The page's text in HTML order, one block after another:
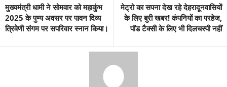
मुख्यमंत्री धामी ने सोमवार को महाकुंभ
2025 के पुण्य अवसर पर पावन दिव्य
त्रिवेणी संगम पर सपरिवार स्नान किया।
मेट्रो का सपना देख रहे देहरादूनवासियों
के लिए बुरी खबर! कंपनियों का परहेज,
पॉड टैक्सी के लिए भी दिलचस्पी नहीं